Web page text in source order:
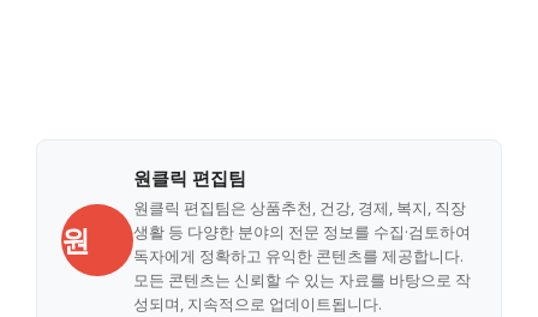
원
원클릭 편집팀
원클릭 편집팀은 상품추천, 건강, 경제, 복지, 직장
생활 등 다양한 분야의 전문 정보를 수집·검토하여
독자에게 정확하고 유익한 콘텐츠를 제공합니다.
모든 콘텐츠는 신뢰할 수 있는 자료를 바탕으로 작
성되며, 지속적으로 업데이트됩니다.